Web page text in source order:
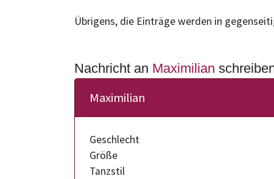
Übrigens, die Einträge werden in
Nachricht an Maximilian
Maximilian
Geschlecht
Größe
Tanzstil